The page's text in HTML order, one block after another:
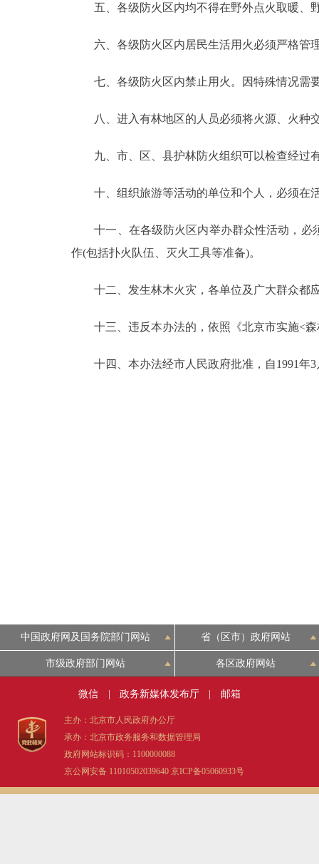
绿色北京
ENGLISH
DEUTSCH
ESPAÑOL
五、各级防火区内均不得在野外点火取暖、
六、各级防火区内居民生活用火必须严格管
七、各级防火区内禁止用火。因特殊情况需要
八、进入有林地区的人员必须将火源、火种
九、市、区、县护林防火组织可以检查经过
十、组织旅游等活动的单位和个人，必须在
十一、在各级防火区内举办群众性活动，必
作(包括扑火队伍、灭火工具等准备)。
十二、发生林木火灾，各单位及广大群众都
十三、违反本办法的，依照《北京市实施<森
十四、本办法经市人民政府批准，自1991年3
中国政府网及国务院部门网站 省（区市）政府网站
市级政府部门网站 各区政府网站
微信 政务新媒体发布厅 邮箱
主办：北京市人民政府办公厅
承办：北京市政务服务和数据管理局
政府网站标识码：1100000088
京公网安备 11010502039640 京ICP备05060933号